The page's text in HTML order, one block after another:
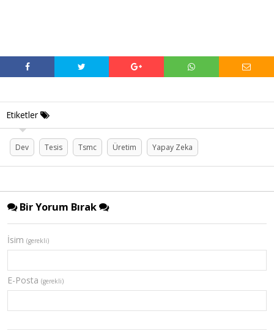
Etiketler
Dev Tesis Tsmc Üretim Yapay Zeka
Bir Yorum Bırak
İsim (gerekli)
E-Posta (gerekli)